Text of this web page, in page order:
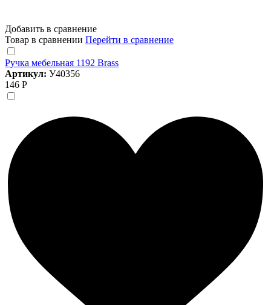
Добавить в сравнение
Товар в сравнении Перейти в сравнение
Ручка мебельная 1192 Brass
Артикул: У40356
146 Р